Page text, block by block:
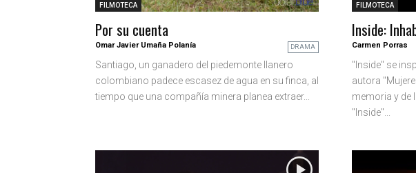
FILMOTECA
Por su cuenta
Omar Javier Umaña Polanía DRAMA
Santiago, un ganadero del piedemonte llanero
colombiano padece escasez de agua en su finca, al
tiempo que una compañía minera planea extraer...
FILMOTECA
Inside:
Carmen Porras
"Inside" se
autora
memoria y de
"Inside"...